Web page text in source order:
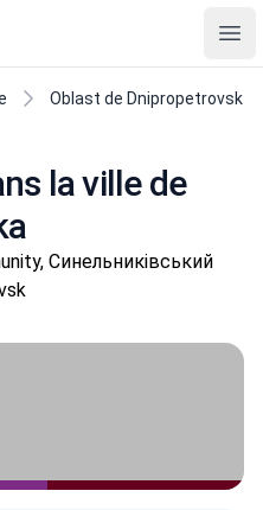
Oblast de Dnipropetrovsk
la ville de
Синельниківський